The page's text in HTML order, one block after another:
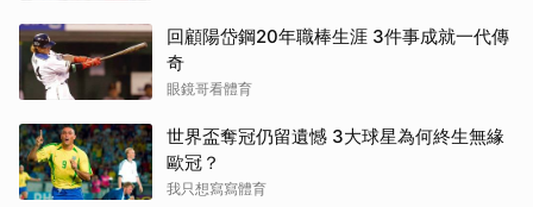
回顧陽岱鋼20年職棒生涯 3件事成就一代傳
奇
眼鏡哥看體育
世界盃奪冠仍留遺憾 3大球星為何終生無緣
歐冠？
我只想寫寫體育